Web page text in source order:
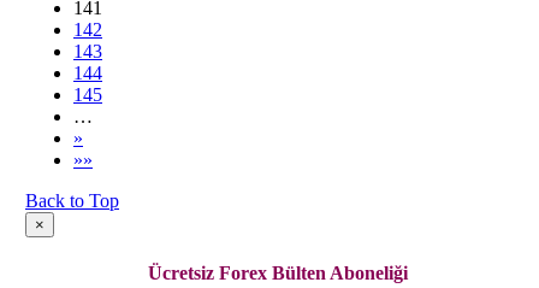
141
142
143
144
145
…
»
»»
Back to Top
×
Ücretsiz Forex Bülten Aboneliği